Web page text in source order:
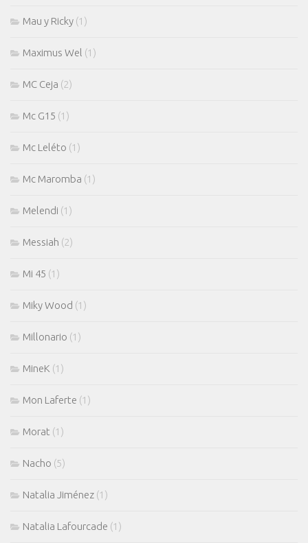
Mau y Ricky (1)
Maximus Wel (1)
MC Ceja (2)
Mc G15 (1)
Mc Leléto (1)
Mc Maromba (1)
Melendi (1)
Messiah (2)
Mi 45 (1)
Miky Wood (1)
Millonario (1)
MineK (1)
Mon Laferte (1)
Morat (1)
Nacho (5)
Natalia Jiménez (1)
Natalia Lafourcade (1)